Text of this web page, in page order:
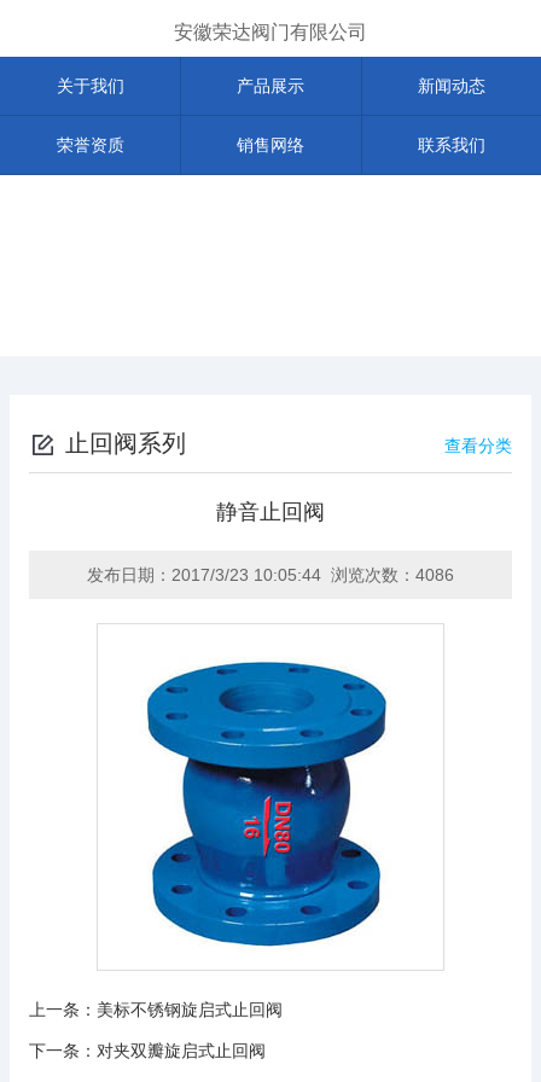
安徽荣达阀门有限公司
关于我们 产品展示 新闻动态
荣誉资质 销售网络 联系我们
止回阀系列 查看分类
静音止回阀
发布日期：2017/3/23 10:05:44 浏览次数：4086
上一条： 美标不锈钢旋启式止回阀
下一条： 对夹双瓣旋启式止回阀